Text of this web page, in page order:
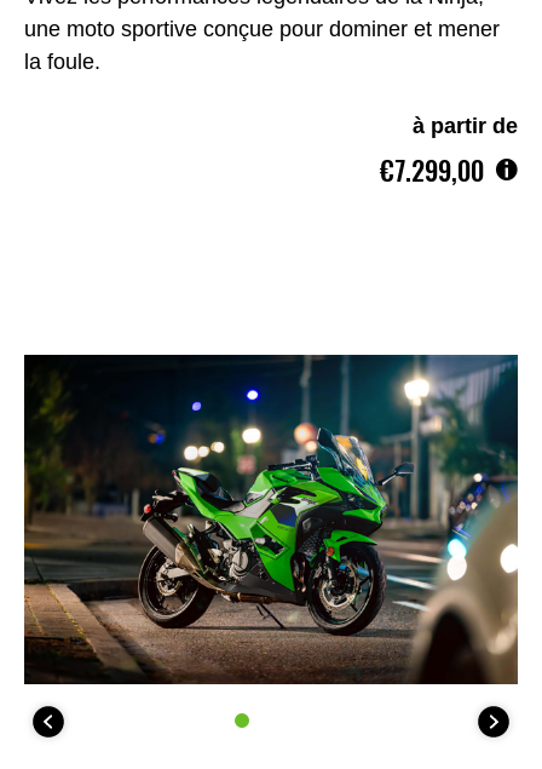
une moto sportive conçue pour dominer et mener
la foule.
à partir de
€7.299,00